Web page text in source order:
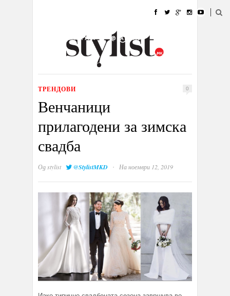
УБАВИНА
КУЛТУРА @РАБОТА
ИЗЛОГ
ТРЕНДОВИ 0
Венчаници
прилагодени за зимска
свадба
Одstylist @StylistMKD · На ноември 12, 2019